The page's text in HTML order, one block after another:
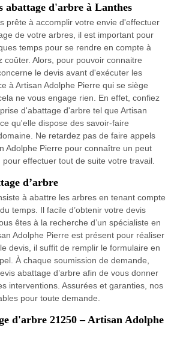
abattage d'arbre à Lanthes
prête à accomplir votre envie d'effectuer
de votre arbres, il est important pour
temps pour se rendre en compte à
coûter. Alors, pour pouvoir connaitre
le devis avant d'exécuter les
à Artisan Adolphe Pierre qui se siège
ne vous engage rien. En effet, confiez
d'abattage d'arbre tel que Artisan
qu'elle dispose des savoir-faire
Ne retardez pas de faire appels
Adolphe Pierre pour connaître un peut
effectuer tout de suite votre travail.
d’arbre
à abattre les arbres en tenant compte
temps. Il facile d’obtenir votre devis
êtes à la recherche d’un spécialiste en
Adolphe Pierre est présent pour réaliser
devis, il suffit de remplir le formulaire en
À chaque soumission de demande,
abattage d’arbre afin de vous donner
interventions. Assurées et garanties, nos
pour toute demande.
d'arbre 21250 – Artisan Adolphe